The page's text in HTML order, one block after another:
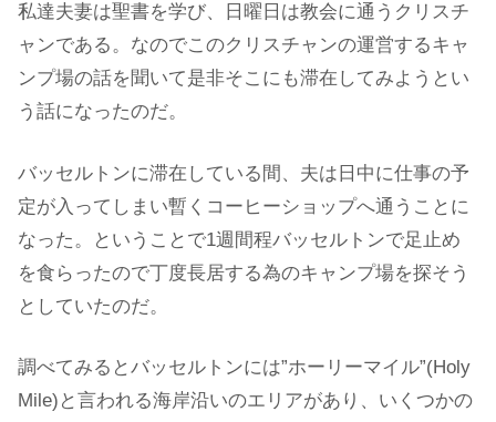
私達夫妻は聖書を学び、日曜日は教会に通うクリスチ
ャンである。なのでこのクリスチャンの運営するキャ
ンプ場の話を聞いて是非そこにも滞在してみようとい
う話になったのだ。
バッセルトンに滞在している間、夫は日中に仕事の予
定が入ってしまい暫くコーヒーショップへ通うことに
なった。ということで1週間程バッセルトンで足止め
を食らったので丁度長居する為のキャンプ場を探そう
としていたのだ。
調べてみるとバッセルトンには”ホーリーマイル”(Holy
Mile)と言われる海岸沿いのエリアがあり、いくつかの